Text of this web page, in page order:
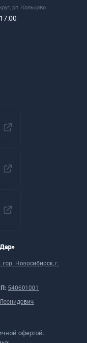
рп. Кольцово
Новосибирск, г.
540601001
офертой.